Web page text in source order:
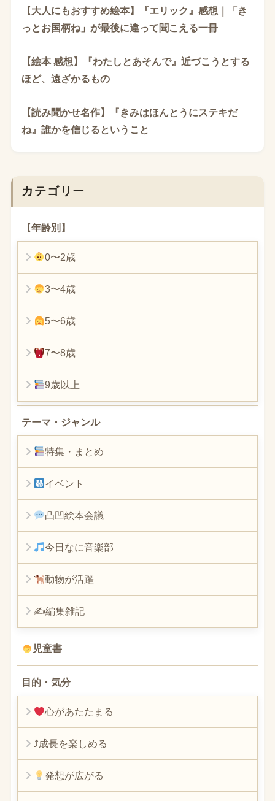
【大人にもおすすめ絵本】『エリック』感想｜「き
っとお国柄ね」が最後に違って聞こえる一冊
【絵本 感想】『わたしとあそんで』近づこうとする
ほど、遠ざかるもの
【読み聞かせ名作】『きみはほんとうにステキだ
ね』誰かを信じるということ
カテゴリー
【年齢別】
0〜2歳
3〜4歳
5〜6歳
7〜8歳
9歳以上
テーマ・ジャンル
特集・まとめ
イベント
凸凹絵本会議
今日なに音楽部
動物が活躍
✍編集雑記
児童書
目的・気分
心があたたまる
⤴︎成長を楽しめる
発想が広がる